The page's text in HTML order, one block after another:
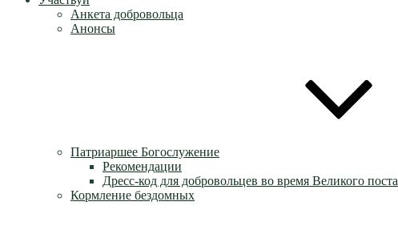
Анкета добровольца
Анонсы
Патриаршее Богослужение
Рекомендации
Дресс-код для добровольцев во время Великого поста
Кормление бездомных